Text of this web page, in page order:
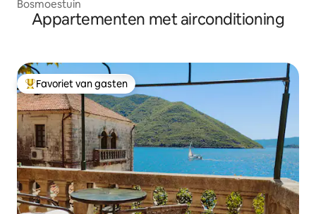
Bosmoestuin
Appartementen met airconditioning
Topfavoriet van gasten
Favoriet van gasten